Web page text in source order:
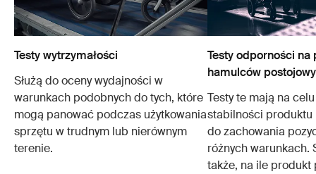
Testy wytrzymałości
Służą do oceny wydajności w
warunkach podobnych do tych, które
mogą panować podczas użytkowania
sprzętu w trudnym lub nierównym
terenie.
Testy odporności na
hamulców
Testy te mają na
stabilności
do zachowania
różnych warunkach.
także, na ile produkt